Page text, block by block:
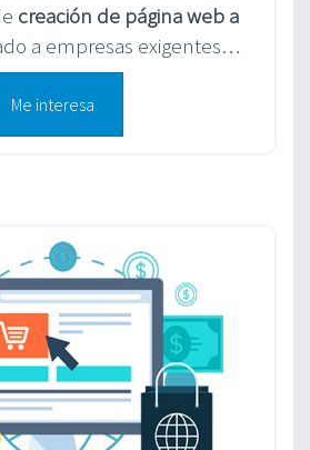
creación de página web a
a empresas exigentes…
Me interesa